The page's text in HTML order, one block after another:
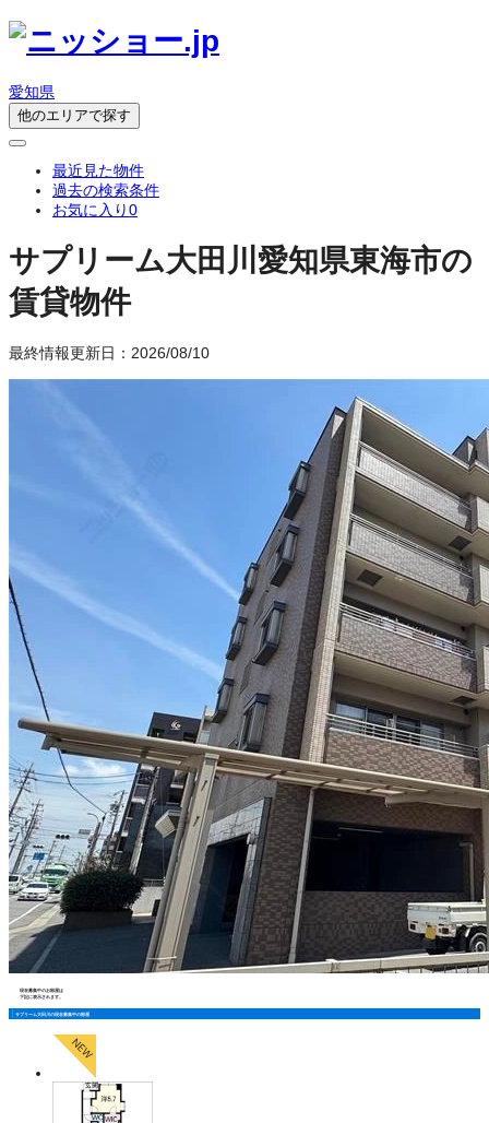
愛知県
他のエリアで探す
最近見た物件
過去の検索条件
お気に入り0
サプリーム大田川 愛知県東海市の
賃貸物件
最終情報更新日：2026/08/10
現在募集中のお部屋は
下記に表示されます。
サプリーム大田川の現在募集中の部屋